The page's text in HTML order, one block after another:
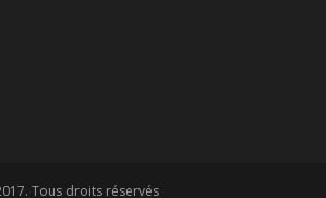
Tous droits réservés